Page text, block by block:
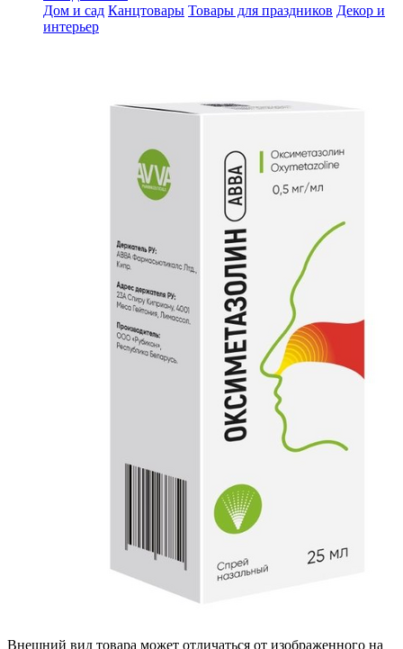
Дом и сад Канцтовары Товары для праздников Декор и
интерьер
Внешний вид товара может отличаться от изображенного на